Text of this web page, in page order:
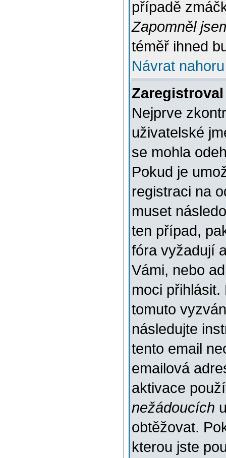
případě
Zapomněl
téměř ihned
Návrat nahoru
Nejprve
uživatelské
se mohla
Pokud je
registraci na
muset
ten případ,
fóra vyžadují
Vámi, nebo
moci
tomuto
následujte
tento email
emailová
aktivace
nežádoucích
obtěžovat.
kterou jste